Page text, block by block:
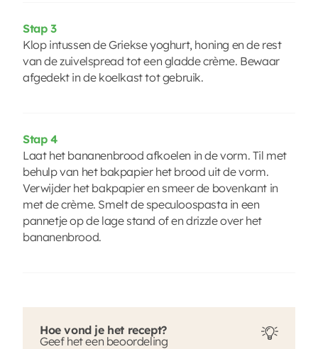
Stap 3
Klop intussen de Griekse yoghurt, honing en de rest
van de zuivelspread tot een gladde crème. Bewaar
afgedekt in de koelkast tot gebruik.
Stap 4
Laat het bananenbrood afkoelen in de vorm. Til met
behulp van het bakpapier het brood uit de vorm.
Verwijder het bakpapier en smeer de bovenkant in
met de crème. Smelt de speculoospasta in een
pannetje op de lage stand of en drizzle over het
bananenbrood.
Hoe vond je het recept?
Geef het een beoordeling